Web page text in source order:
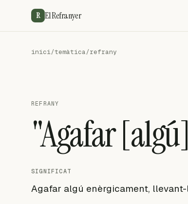
R El Refranyer
inici/temàtica/refrany
REFRANY
"Agafar
SIGNIFICAT
Agafar algú enèrgicament,